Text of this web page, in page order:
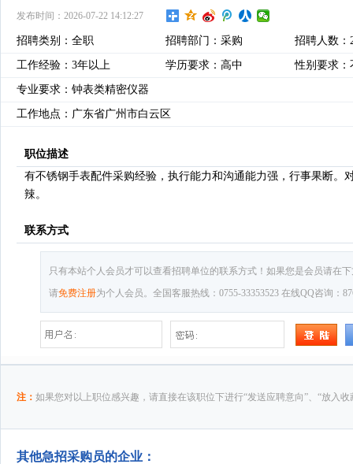
发布时间：2026-07-22 14:12:27
招聘类别：全职 招聘部门：采购 招聘人数：
工作经验：3年以上 学历要求：高中 性别要求：
专业要求：钟表类精密仪器
工作地点：广东省广州市白云区
职位描述
有不锈钢手表配件采购经验，执行能力和沟通能力强，行事果断。
辣。
联系方式
只有本站个人会员才可以查看招聘单位的联系方式！如果您是会员请在
请免费注册为个人会员。全国客服热线：0755-33353523 在线QQ咨询：
注： 如果您对以上职位感兴趣，请直接在该职位下进行“发送应聘意向”、“放入
其他急招采购员的企业：